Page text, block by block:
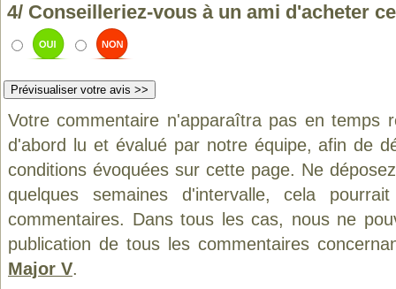
4/ Conseilleriez-vous à un ami d'acheter
Votre commentaire n'apparaîtra pas en temps
d'abord lu et évalué par notre équipe, afin de
conditions évoquées sur cette page. Ne
quelques semaines d'intervalle, cela
commentaires. Dans tous les cas, nous ne
publication de tous les commentaires
Major V.